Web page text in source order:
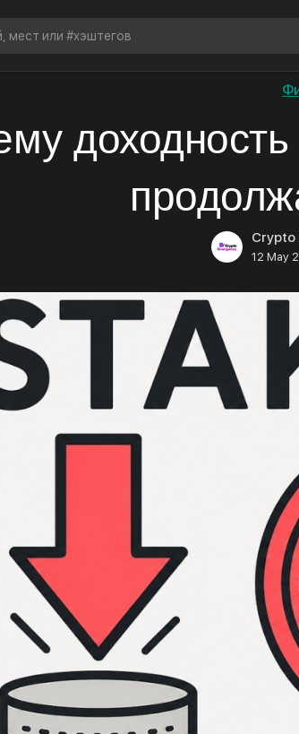
доходность
Crypto
12 May